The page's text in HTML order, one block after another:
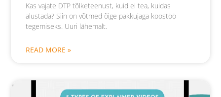
Kas vajate DTP tõlketeenust, kuid ei tea, kuidas
alustada? Siin on võtmed õige pakkujaga koostöö
tegemiseks. Uuri lähemalt.
READ MORE »